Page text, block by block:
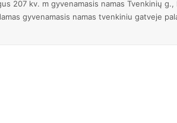
207 kv. m gyvenamasis namas Tvenkinių g.,
gyvenamasis namas tvenkiniu gatveje